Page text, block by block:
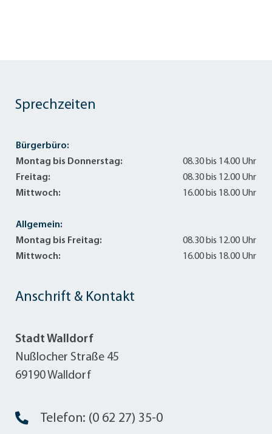
Anschrift & Kontakt
Stadt Walldorf
Nußlocher Straße 45
69190 Walldorf
Telefon: (0 62 27) 35-0
Sprechzeiten
Bürgerbüro:
Montag bis Donnerstag:
08.30 bis 14.00 Uhr
Freitag:
08.30 bis 12.00 Uhr
Mittwoch:
16.00 bis 18.00 Uhr
Allgemein:
Montag bis Freitag:
08.30 bis 12.00 Uhr
Mittwoch:
16.00 bis 18.00 Uhr